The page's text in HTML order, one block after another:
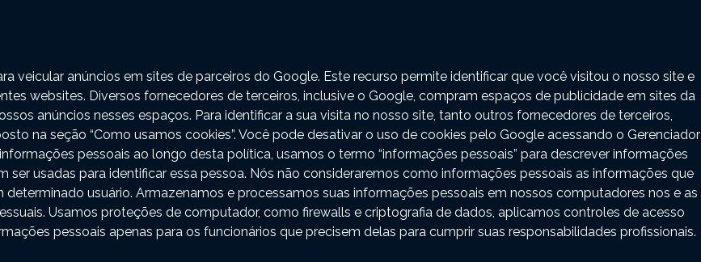
veicular anúncios em sites de parceiros do Google. Este recurso permite identificar que você visitou o nosso site e
websites. Diversos fornecedores de terceiros, inclusive o Google, compram espaços de publicidade em sites da
anúncios nesses espaços. Para identificar a sua visita no nosso site, tanto outros fornecedores de terceiros,
na seção “Como usamos cookies”. Você pode desativar o uso de cookies pelo Google acessando o Gerenciador
pessoais ao longo desta política, usamos o termo “informações pessoais” para descrever informações
usadas para identificar essa pessoa. Nós não consideraremos como informações pessoais as informações que
usuário. Armazenamos e processamos suas informações pessoais em nossos computadores nos e as
Usamos proteções de computador, como firewalls e criptografia de dados, aplicamos controles de acesso
pessoais apenas para os funcionários que precisem delas para cumprir suas responsabilidades profissionais.